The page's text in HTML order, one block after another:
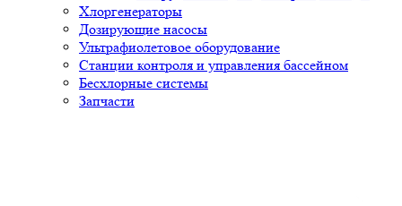
Хлоргенераторы
Дозирующие насосы
Ультрафиолетовое оборудование
Станции контроля и управления бассейном
Бесхлорные системы
Запчасти